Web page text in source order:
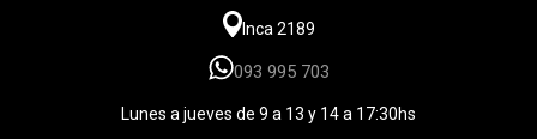
Inca 2189
093 995 703
Lunes a jueves de 9 a 13 y 14 a 17:30hs